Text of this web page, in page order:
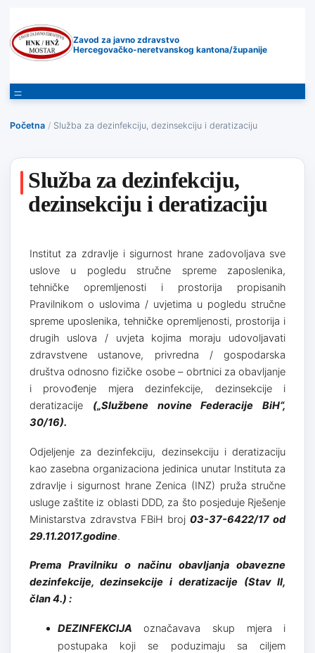
Zavod za javno zdravstvo
Hercegovačko-neretvanskog kantona/županije
Početna / Služba za dezinfekciju, dezinsekciju i deratizaciju
Služba za dezinfekciju,
dezinsekciju i deratizaciju
Institut za zdravlje i sigurnost hrane zadovoljava sve
uslove u pogledu stručne spreme zaposlenika,
tehničke opremljenosti i prostorija propisanih
Pravilnikom o uslovima / uvjetima u pogledu stručne
spreme uposlenika, tehničke opremljenosti, prostorija i
drugih uslova / uvjeta kojima moraju udovoljavati
zdravstvene ustanove, privredna / gospodarska
društva odnosno fizičke osobe – obrtnici za obavljanje
i provođenje mjera dezinfekcije, dezinsekcije i
deratizacije („Službene novine Federacije BiH“,
30/16).
Odjeljenje za dezinfekciju, dezinsekciju i deratizaciju
kao zasebna organizaciona jedinica unutar Instituta za
zdravlje i sigurnost hrane Zenica (INZ) pruža stručne
usluge zaštite iz oblasti DDD, za što posjeduje Rješenje
Ministarstva zdravstva FBiH broj03-37-6422/17 od
29.11.2017.godine.
Prema Pravilniku o načinu obavljanja obavezne
dezinfekcije, dezinsekcije i deratizacije (Stav II,
član 4.) :
DEZINFEKCIJA označavava skup mjera i
postupaka koji se poduzimaju sa ciljem